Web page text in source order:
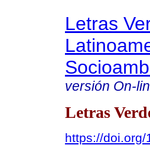
Letras
versión On-
Letras
https://